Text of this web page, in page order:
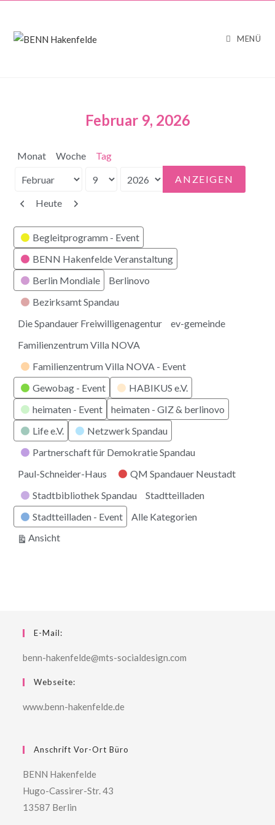
MENÜ
Februar 9, 2026
Monat Woche Tag
Monat
Tag
Jahr
Zurück
Heute Weiter
Kategorien
Begleitprogramm - Event
BENN Hakenfelde Veranstaltung
Berlin Mondiale
Berlinovo
Bezirksamt Spandau
Die Spandauer Freiwilligenagentur
ev-gemeinde
Familienzentrum Villa NOVA
Familienzentrum Villa NOVA - Event
Gewobag - Event
HABIKUS e.V.
heimaten - Event
heimaten - GIZ & berlinovo
Life e.V.
Netzwerk Spandau
Partnerschaft für Demokratie Spandau
Paul-Schneider-Haus
QM Spandauer Neustadt
Stadtbibliothek Spandau
Stadtteilladen
Stadtteilladen - Event
Alle Kategorien
Ansichtausdrucken
E-Mail:
benn-hakenfelde@mts-socialdesign.com
Webseite:
www.benn-hakenfelde.de
Anschrift Vor-Ort Büro
BENN Hakenfelde
Hugo-Cassirer-Str. 43
13587 Berlin